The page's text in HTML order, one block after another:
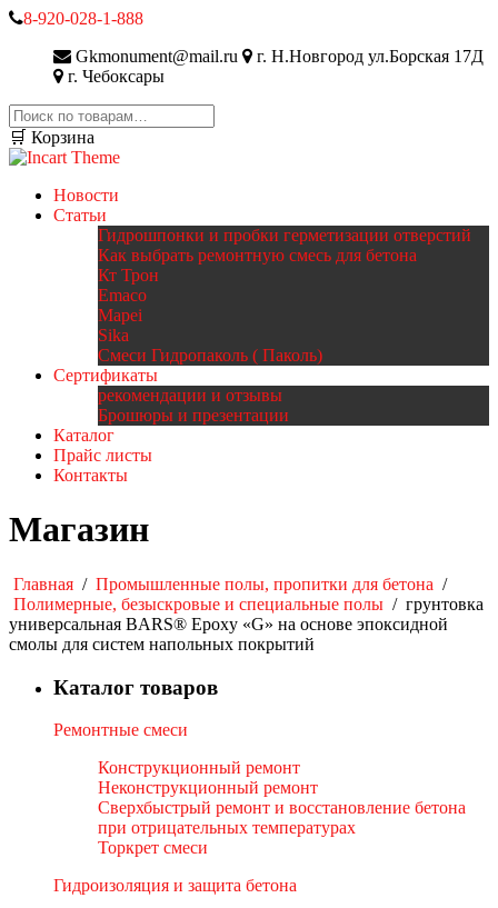
8-920-028-1-888
Gkmonument@mail.ru
г. Н.Новгород ул.Борская 17Д
г. Чебоксары
Искать:
🛒 Корзина
Новости
Статьи
Гидрошпонки и пробки герметизации отверстий
Как выбрать ремонтную смесь для бетона
Кт Трон
Emaco
Mapei
Sika
Смеси Гидропаколь ( Паколь)
Сертификаты
рекомендации и отзывы
Брошюры и презентации
Каталог
Прайс листы
Контакты
Магазин
Главная / Промышленные полы, пропитки для бетона /
Полимерные, безыскровые и специальные полы / грунтовка
универсальная BARS® Epoxy «G» на основе эпоксидной
смолы для систем напольных покрытий
Каталог товаров
Ремонтные смеси
Конструкционный ремонт
Неконструкционный ремонт
Сверхбыстрый ремонт и восстановление бетона
при отрицательных температурах
Торкрет смеси
Гидроизоляция и защита бетона